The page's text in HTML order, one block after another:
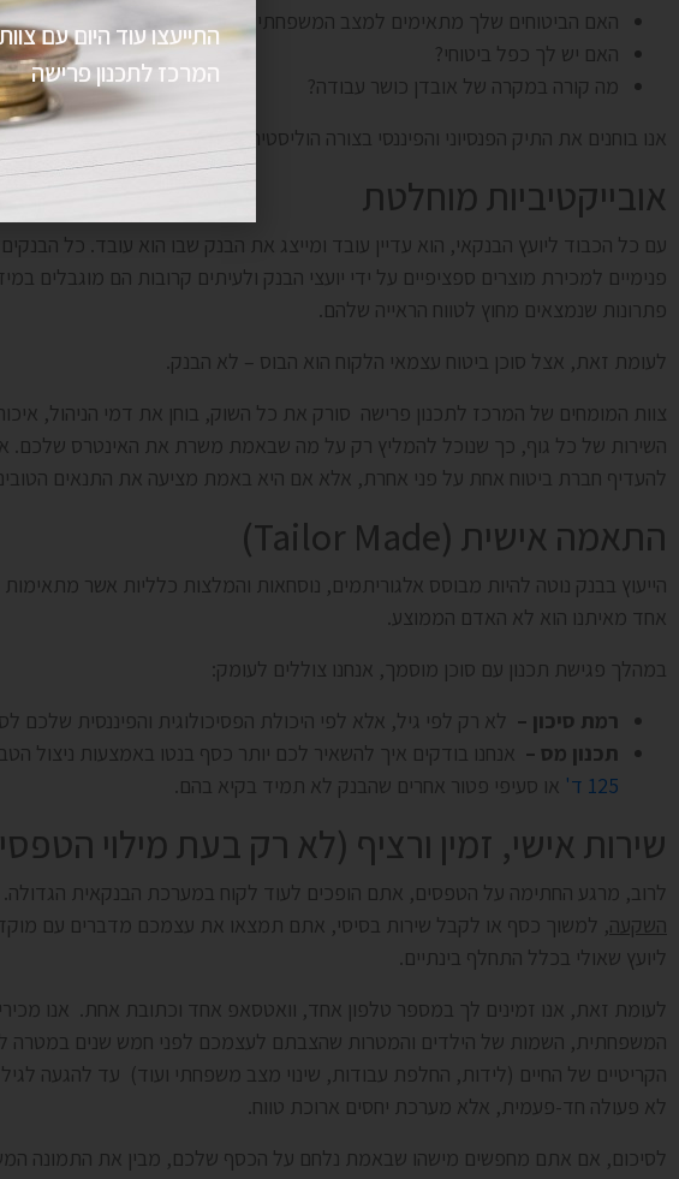
האם הביטוחים שלך מתאימים למצב המשפחתי?
האם יש לך כפל ביטוחי?
מה קורה במקרה של אובדן כושר עבודה?
אנו בוחנים את התיק הפנסיוני והפיננסי בצורה הוליסטית לאחר מיפוי מקיף – ולא רק
אובייקטיביות מוחלטת
עם כל הכבוד ליועץ הבנקאי, הוא עדיין עובד ומייצג את הבנק שבו הוא עובד. כל
פנימיים למכירת מוצרים ספציפיים על ידי יועצי הבנק ולעיתים קרובות הם מוגבלים
פתרונות שנמצאים מחוץ לטווח הראייה שלהם.
לעומת זאת, אצל סוכן ביטוח עצמאי הלקוח הוא הבוס – לא הבנק.
צוות המומחים של המרכז לתכנון פרישה סורק את כל השוק, בוחן את דמי הניהול,
השירות של כל גוף, כך שנוכל להמליץ רק על מה שבאמת משרת את האינטרס שלכם.
להעדיף חברת ביטוח אחת על פני אחרת, אלא אם היא באמת מציעה את התנאים הטובים
התאמה אישית (Tailor Made)
הייעוץ בבנק נוטה להיות מבוסס אלגוריתמים, נוסחאות והמלצות כלליות אשר
אחד מאיתנו הוא לא האדם הממוצע.
במהלך פגישת תכנון עם סוכן מוסמך, אנחנו צוללים לעומק:
רמת סיכון – לא רק לפי גיל, אלא לפי היכולת הפסיכולוגית והפיננסית שלכם
תכנון מס – אנחנו בודקים איך להשאיר לכם יותר כסף בנטו באמצעות ניצול
125 ד'
או סעיפי פטור אחרים שהבנק לא תמיד בקיא בהם.
שירות אישי, זמין ורציף (לא רק בעת מילוי
לרוב, מרגע החתימה על הטפסים, אתם הופכים לעוד לקוח במערכת הבנקאית
השקעה, למשוך כסף או לקבל שירות בסיסי, אתם תמצאו את עצמכם מדברים עם מוקד
ליועץ שאולי בכלל התחלף בינתיים.
לעומת זאת, אנו זמינים לך במספר טלפון אחד, וואטסאפ אחד וכתובת אחת. אנו
המשפחתית, השמות של הילדים והמטרות שהצבתם לעצמכם לפני חמש שנים במטרה
הקריטיים של החיים (לידות, החלפת עבודות, שינוי מצב משפחתי ועוד) עד להגעה
לא פעולה חד-פעמית, אלא מערכת יחסים ארוכת טווח.
לסיכום, אם אתם מחפשים מישהו שבאמת נלחם על הכסף שלכם, מבין את התמונה
התייעצו עוד היום עם
המרכז לתכנון פרישה